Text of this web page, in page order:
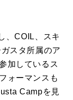
、COIL、スキ
スタ所属のア
加しているス
ォーマンスも
Campを見